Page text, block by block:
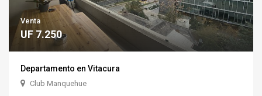
Venta
UF 7.250
Departamento en Vitacura
Club Manquehue